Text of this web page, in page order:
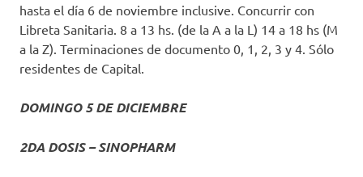
hasta el día 6 de noviembre inclusive. Concurrir con
Libreta Sanitaria. 8 a 13 hs. (de la A a la L) 14 a 18 hs (M
a la Z). Terminaciones de documento 0, 1, 2, 3 y 4. Sólo
residentes de Capital.
DOMINGO 5 DE DICIEMBRE
2DA DOSIS – SINOPHARM